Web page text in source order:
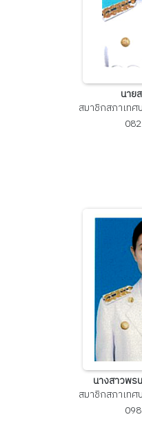
นาย
สมาชิกสภาเทศ
นางสาวพร
สมาชิกสภาเทศ